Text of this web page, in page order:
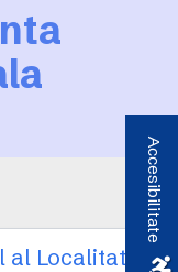
Localitatii
Accesibilitate